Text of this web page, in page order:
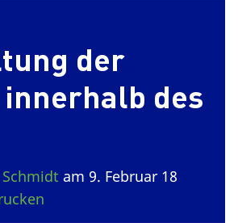
der
innerhalb des
am 9. Februar 18